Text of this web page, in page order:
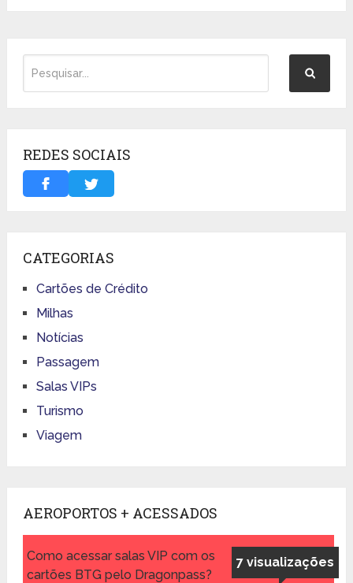
REDES SOCIAIS
CATEGORIAS
Cartões de Crédito
Milhas
Notícias
Passagem
Salas VIPs
Turismo
Viagem
AEROPORTOS + ACESSADOS
7 visualizações
Como acessar salas VIP com os
cartões BTG pelo Dragonpass?